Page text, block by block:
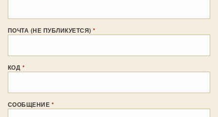
ПОЧТА (НЕ ПУБЛИКУЕТСЯ)*
КОД *
СООБЩЕНИЕ *